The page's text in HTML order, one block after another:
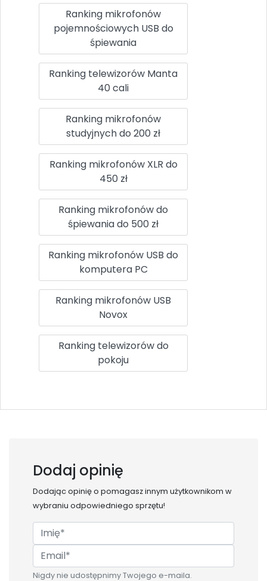
Ranking mikrofonów
pojemnościowych USB do
śpiewania
Ranking telewizorów Manta
40 cali
Ranking mikrofonów
studyjnych do 200 zł
Ranking mikrofonów XLR do
450 zł
Ranking mikrofonów do
śpiewania do 500 zł
Ranking mikrofonów USB do
komputera PC
Ranking mikrofonów USB
Novox
Ranking telewizorów do
pokoju
Dodaj opinię
Dodając opinię o pomagasz innym użytkownikom w
wybraniu odpowiedniego sprzętu!
Nigdy nie udostępnimy Twojego e-maila.